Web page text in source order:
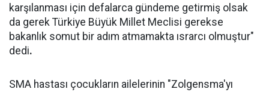
karşılanması için defalarca gündeme getirmiş olsak
da gerek Türkiye Büyük Millet Meclisi gerekse
bakanlık somut bir adım atmamakta ısrarcı olmuştur"
dedi.
SMA hastası çocukların ailelerinin "Zolgensma'yı